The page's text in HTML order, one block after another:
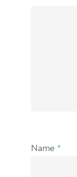
Name *